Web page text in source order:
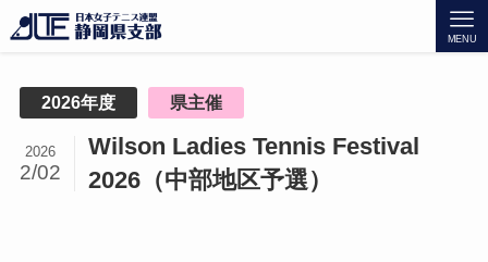
MENU
2026年度 県主催
Wilson Ladies Tennis Festival
2026（中部地区予選）
2026
2/02